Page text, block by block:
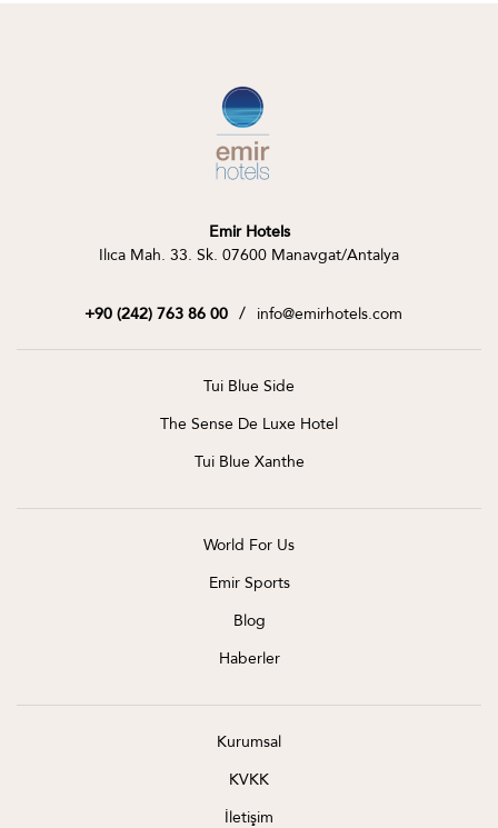
Emir Hotels
Ilıca Mah. 33. Sk. 07600 Manavgat/Antalya
+90 (242) 763 86 00 / info@emirhotels.com
Tui Blue Side
The Sense De Luxe Hotel
Tui Blue Xanthe
World For Us
Emir Sports
Blog
Haberler
Kurumsal
KVKK
İletişim